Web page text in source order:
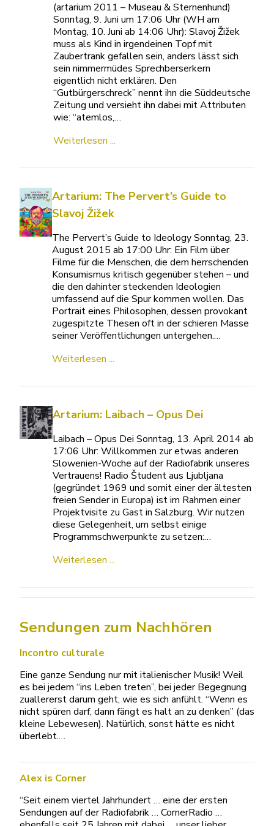
(artarium 2011 – Museau & Sternenhund)
Sonntag, 9. Juni um 17:06 Uhr (WH am
Montag, 10. Juni ab 14:06 Uhr): Slavoj Žižek
muss als Kind in irgendeinen Topf mit
Zaubertrank gefallen sein, anders lässt sich
sein nimmermüdes Sprechberserkern
eigentlich nicht erklären. Den
“Gutbürgerschreck” nennt ihn die Süddeutsche
Zeitung und versieht ihn dabei mit Attributen
wie: “atemlos,…
Weiterlesen ...
Artarium: The Pervert’s Guide to
Slavoj Žižek
The Pervert’s Guide to Ideology Sonntag, 23.
August 2015 ab 17:00 Uhr: Ein Film über
Filme für die Menschen, die dem herrschenden
Konsumismus kritisch gegenüber stehen – und
die den dahinter steckenden Ideologien
umfassend auf die Spur kommen wollen. Das
Portrait eines Philosophen, dessen provokant
zugespitzte Thesen oft in der schieren Masse
seiner Veröffentlichungen untergehen.…
Weiterlesen ...
Artarium: Laibach – Opus Dei
Laibach – Opus Dei Sonntag, 13. April 2014 ab
17:06 Uhr: Willkommen zur etwas anderen
Slowenien-Woche auf der Radiofabrik unseres
Vertrauens! Radio Študent aus Ljubljana
(gegründet 1969 und somit einer der ältesten
freien Sender in Europa) ist im Rahmen einer
Projektvisite zu Gast in Salzburg. Wir nutzen
diese Gelegenheit, um selbst einige
Programmschwerpunkte zu setzen:…
Weiterlesen ...
Sendungen zum Nachhören
Incontro culturale
Eine ganze Sendung nur mit italienischer Musik! Weil
es bei jedem “ins Leben treten”, bei jeder Begegnung
zuallererst darum geht, wie es sich anfühlt. “Wenn es
nicht spüren darf, dann fängt es halt an zu denken” (das
kleine Lebewesen). Natürlich, sonst hätte es nicht
überlebt.…
Alex is Corner
“Seit einem viertel Jahrhundert … eine der ersten
Sendungen auf der Radiofabrik … CornerRadio …